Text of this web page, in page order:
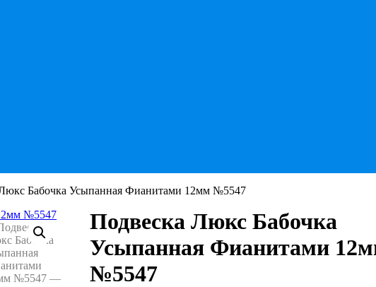
Бабочка Усыпанная Фианитами 12мм №5547
Подвеска Люкс Бабочка
Усыпанная Фианитами
№5547